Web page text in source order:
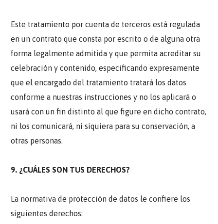
Este tratamiento por cuenta de terceros está regulada
en un contrato que consta por escrito o de alguna otra
forma legalmente admitida y que permita acreditar su
celebración y contenido, especificando expresamente
que el encargado del tratamiento tratará los datos
conforme a nuestras instrucciones y no los aplicará o
usará con un fin distinto al que figure en dicho contrato,
ni los comunicará, ni siquiera para su conservación, a
otras personas.
9. ¿CUÁLES SON TUS DERECHOS?
La normativa de protección de datos le confiere los
siguientes derechos: